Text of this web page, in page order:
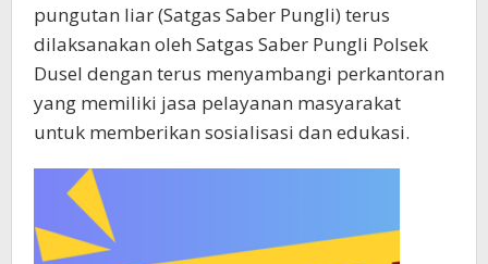
pungutan liar (Satgas Saber Pungli) terus
dilaksanakan oleh Satgas Saber Pungli Polsek
Dusel dengan terus menyambangi perkantoran
yang memiliki jasa pelayanan masyarakat
untuk memberikan sosialisasi dan edukasi.